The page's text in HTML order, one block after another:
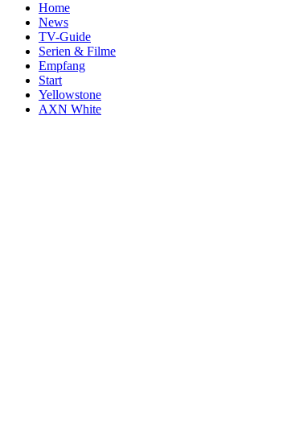
Home
News
TV-Guide
Serien & Filme
Empfang
Start
Yellowstone
AXN White